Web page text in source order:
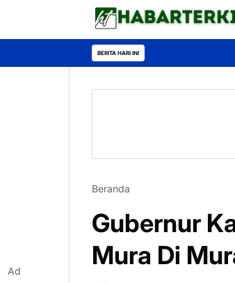
BERITA HARI INI
Beranda
Gubernur
Mura Di
Ad